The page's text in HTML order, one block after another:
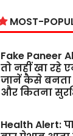
MOST-
Fake Paneer
तो नहीं खा रहे
जानें कैसे
और कितना
Health Alert: